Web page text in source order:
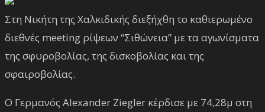
Στη Νικήτη της Χαλκιδικής διεξήχθη το καθιερωμένο
διεθνές meeting ρίψεων “Σιθώνεια” με τα αγωνίσματα
της σφυροβολίας, της δισκοβολίας και της
σφαιροβολίας.
Ο Γερμανός Alexander Ziegler κέρδισε με 74,28μ στη